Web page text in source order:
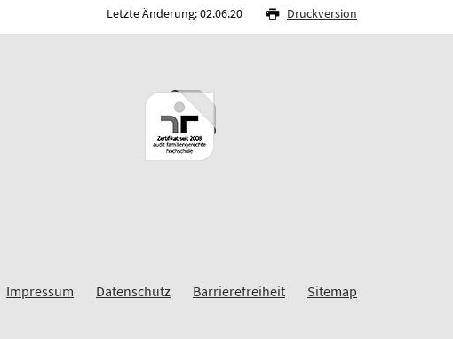
Letzte Änderung: 02.06.20 Druckversion
Impressum Datenschutz Barrierefreiheit Sitemap